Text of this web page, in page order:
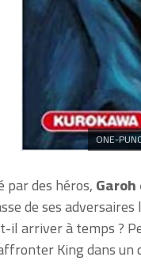
ONE-
par des héros,
de ses
il arriver à temps ?
King dans un